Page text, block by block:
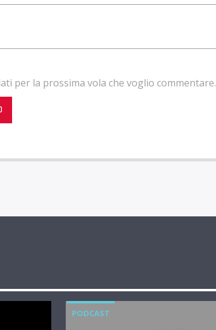
per la prossima vola che voglio commentare.
PODCAST